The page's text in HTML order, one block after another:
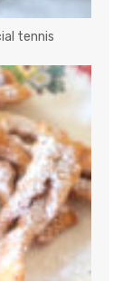
tennis